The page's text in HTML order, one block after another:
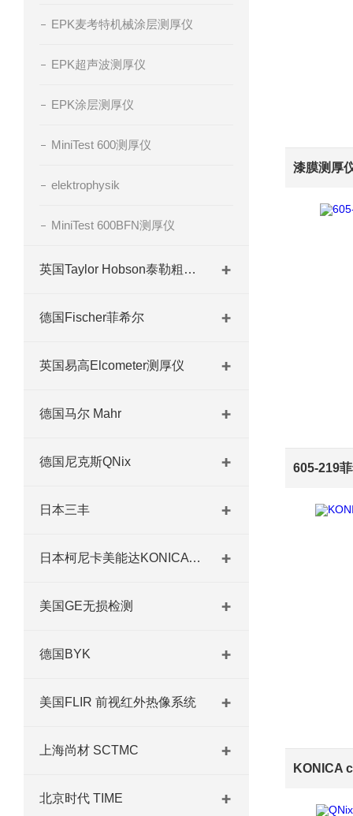
EPK麦考特机械涂层测厚仪
EPK超声波测厚仪
EPK涂层测厚仪
MiniTest 600测厚仪
elektrophysik
MiniTest 600BFN测厚仪
英国Taylor Hobson泰勒粗糙度仪
德国Fischer菲希尔
英国易高Elcometer测厚仪
德国马尔 Mahr
德国尼克斯QNix
日本三丰
日本柯尼卡美能达KONICA MINOLTA
美国GE无损检测
德国BYK
美国FLIR 前视红外热像系统
上海尚材 SCTMC
北京时代 TIME